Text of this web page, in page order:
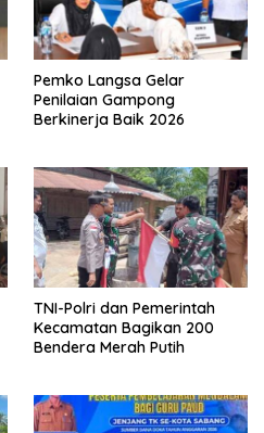
Pemko Langsa Gelar
Penilaian Gampong
Berkinerja Baik 2026
TNI-Polri dan Pemerintah
Kecamatan Bagikan 200
Bendera Merah Putih